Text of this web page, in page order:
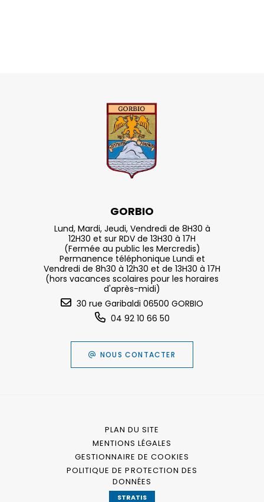
GORBIO
Lund, Mardi, Jeudi, Vendredi de 8H30 à
12H30 et sur RDV de 13H30 à 17H
(Fermée au public les Mercredis)
Permanence téléphonique Lundi et
Vendredi de 8h30 à 12h30 et de 13H30 à 17H
(hors vacances scolaires pour les horaires
d'après-midi)
30 rue Garibaldi 06500 GORBIO
04 92 10 66 50
NOUS CONTACTER
PLAN DU SITE
MENTIONS LÉGALES
GESTIONNAIRE DE COOKIES
POLITIQUE DE PROTECTION DES
DONNÉES
STRATIS